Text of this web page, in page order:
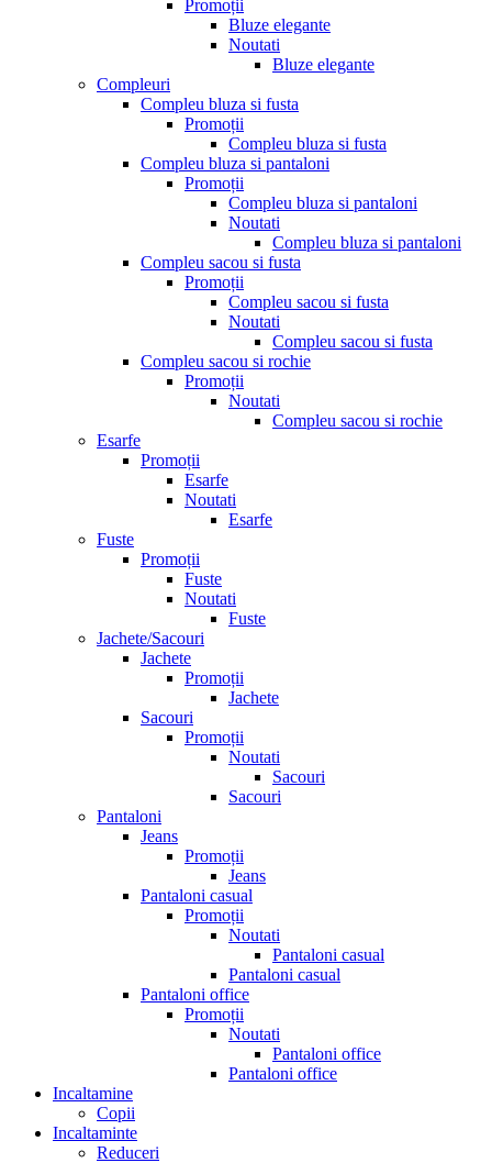
Promoții
Bluze elegante
Noutati
Bluze elegante
Compleuri
Compleu bluza si fusta
Promoții
Compleu bluza si fusta
Compleu bluza si pantaloni
Promoții
Compleu bluza si pantaloni
Noutati
Compleu bluza si pantaloni
Compleu sacou si fusta
Promoții
Compleu sacou si fusta
Noutati
Compleu sacou si fusta
Compleu sacou si rochie
Promoții
Noutati
Compleu sacou si rochie
Esarfe
Promoții
Esarfe
Noutati
Esarfe
Fuste
Promoții
Fuste
Noutati
Fuste
Jachete/Sacouri
Jachete
Promoții
Jachete
Sacouri
Promoții
Noutati
Sacouri
Sacouri
Pantaloni
Jeans
Promoții
Jeans
Pantaloni casual
Promoții
Noutati
Pantaloni casual
Pantaloni casual
Pantaloni office
Promoții
Noutati
Pantaloni office
Pantaloni office
Incaltamine
Copii
Incaltaminte
Reduceri